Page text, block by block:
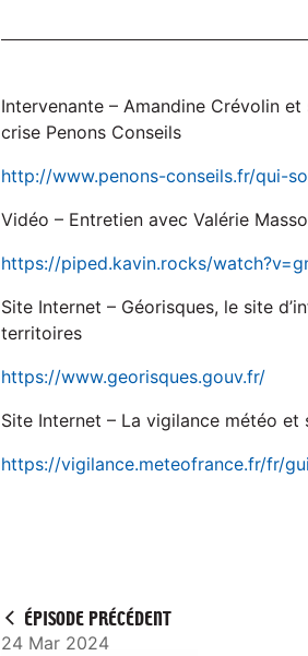
Intervenante – Amandine Crévolin
crise Penons Conseils
http://www.penons-conseils.fr/qui-
Vidéo – Entretien avec Valérie
https://piped.kavin.rocks/
Site Internet – Géorisques, le site
territoires
https://www.georisques.gouv.fr/
Site Internet – La vigilance météo
https://vigilance.meteofrance.fr/fr/
ÉPISODE PRÉCÉDENT
24 Mar 2024